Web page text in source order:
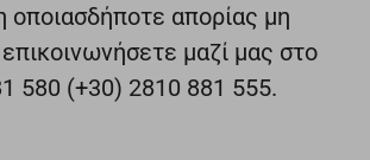
οποιασδήποτε απορίας μη
μαζί μας στο
580 (+30) 2810 881 555.